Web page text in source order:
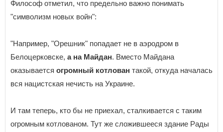
Философ отметил, что предельно важно понимать
"символизм новых войн":
"Например, "Орешник" попадает не в аэродром в
Белоцерковске, а на Майдан. Вместо Майдана
оказывается огромный котлован такой, откуда началась
вся нацистская нечисть на Украине.
И там теперь, кто бы не приехал, сталкивается с таким
огромным котлованом. Тут же сложившееся здание Рады